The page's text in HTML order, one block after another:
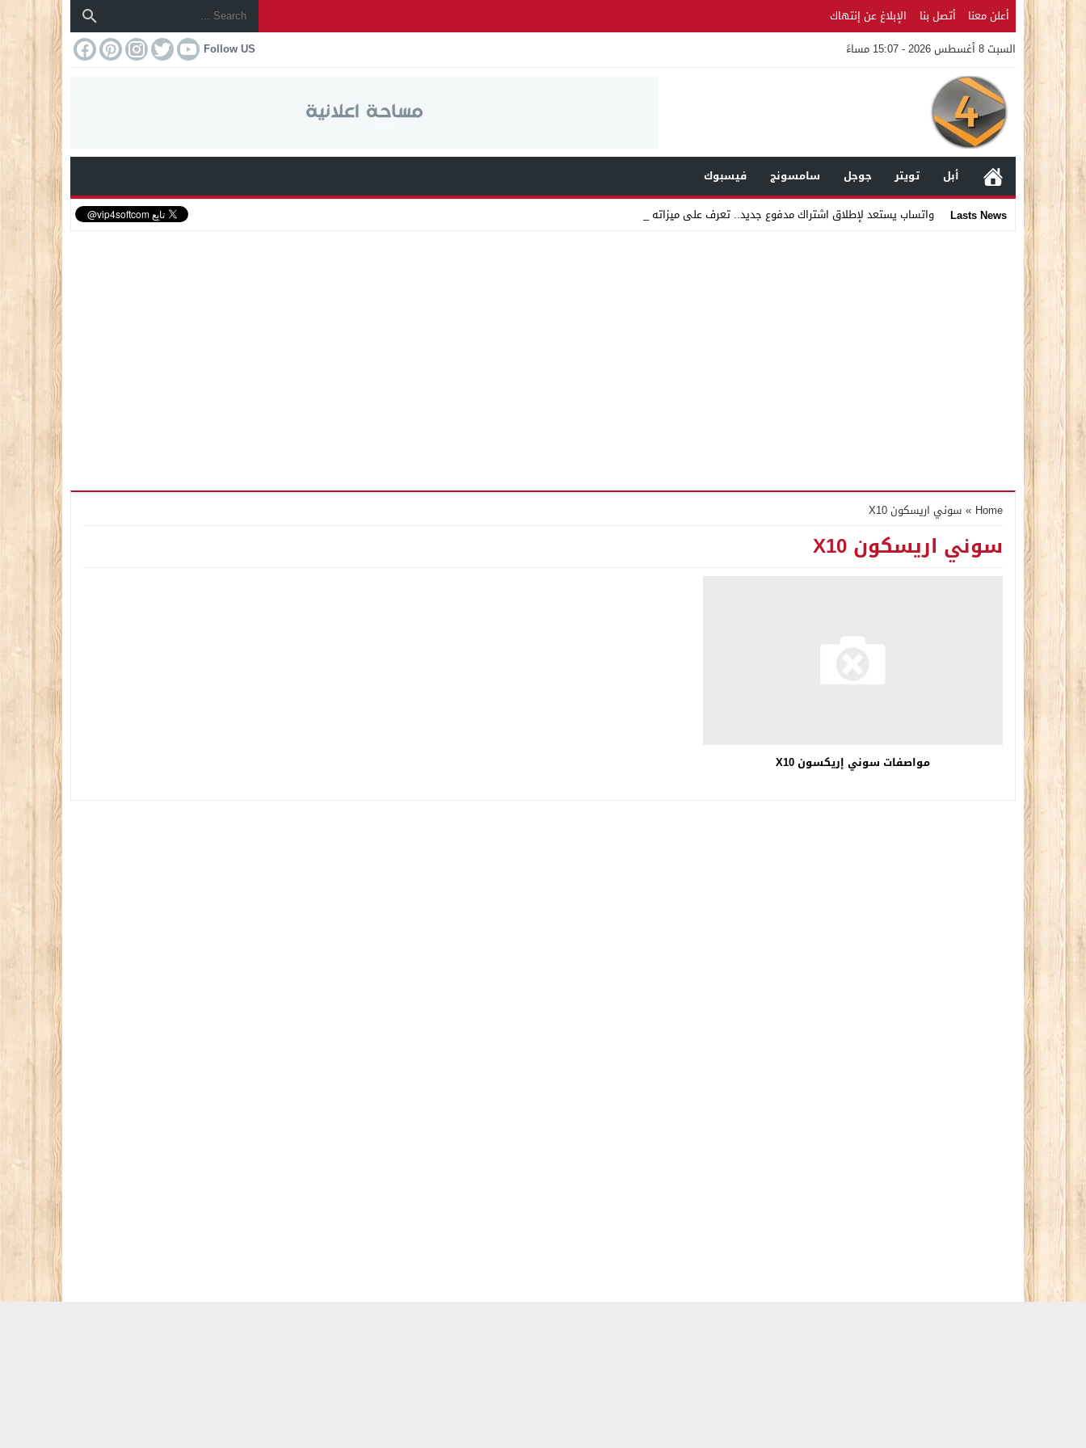
أعلن معنا أتصل بنا
الإبلاغ عن إنتهاك
السبت 8 أغسطس 2026 - 15:07 مساءً
Follow US
أبل تويتر جوجل سامسونج
فيسبوك
Lasts News
واتساب يستعد لإطلاق اشتراك مدفوع جديد.. تعرف على ميزاته
Home
» سوني اريسكون X10
سوني اريسكون X10
مواصفات سوني إريكسون X10